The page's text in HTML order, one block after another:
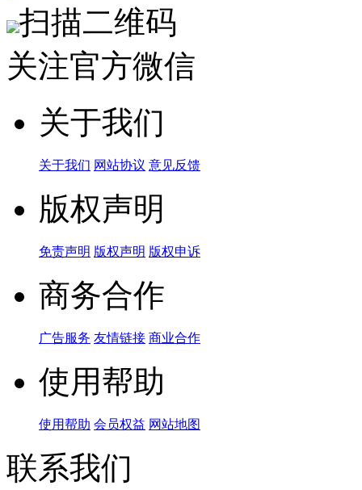
扫描二维码
关注官方微信
关于我们
关于我们 网站协议 意见反馈
版权声明
免责声明 版权声明 版权申诉
商务合作
广告服务 友情链接 商业合作
使用帮助
使用帮助 会员权益 网站地图
联系我们